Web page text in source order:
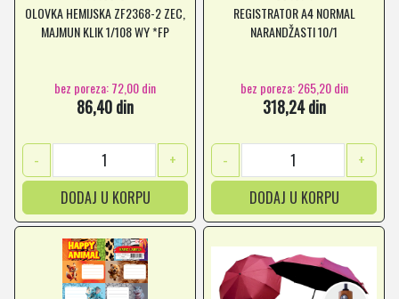
OLOVKA HEMIJSKA ZF2368-2 ZEC,
MAJMUN KLIK 1/108 WY *FP
bez poreza: 72,00 din
86,40 din
-
+
DODAJ U KORPU
REGISTRATOR A4 NORMAL
NARANDŽASTI 10/1
bez poreza: 265,20 din
318,24 din
-
+
DODAJ U KORPU